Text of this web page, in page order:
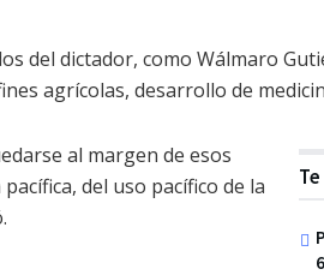
del dictador, como Wálmaro
agrícolas, desarrollo de
al margen de esos
del uso pacífico de la